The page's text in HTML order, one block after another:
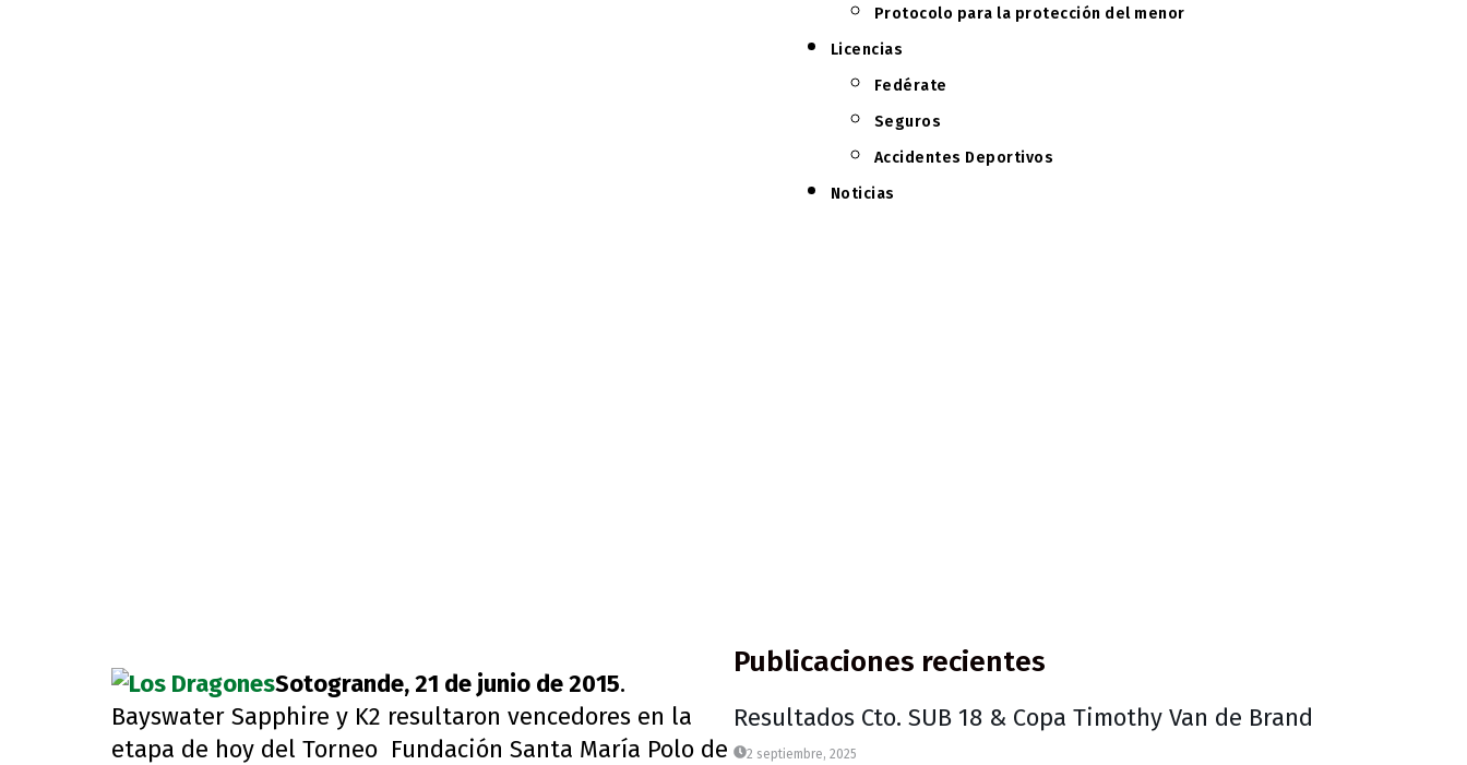
Protocolo para la protección del menor
Licencias
Fedérate
Seguros
Accidentes Deportivos
Noticias
Sotogrande, 21 de junio de 2015.
Bayswater Sapphire y K2 resultaron vencedores en la
etapa de hoy del Torneo Fundación Santa María Polo de
Publicaciones recientes
Resultados Cto. SUB 18 & Copa Timothy Van de Brand
2 septiembre, 2025